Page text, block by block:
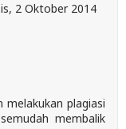
2 Oktober 2014
plagiasi
membalik